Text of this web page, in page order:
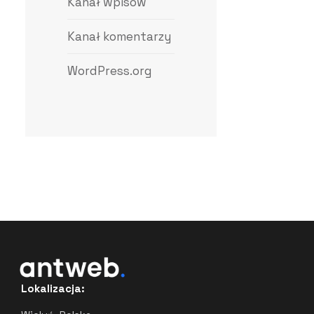
Kanał komentarzy
WordPress.org
Lokalizacja: